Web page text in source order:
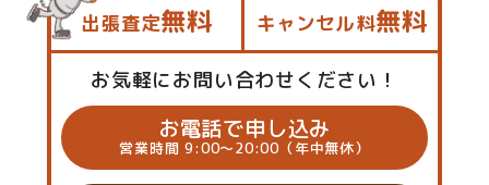
出張査定無料 キャンセル料無料
お気軽にお問い合わせください！
お電話で申し込み
営業時間 9:00～20:00（年中無休）